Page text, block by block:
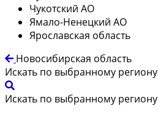
Чукотский АО
Ямало-Ненецкий АО
Ярославская область
Новосибирская область
Искать по выбранному региону
Искать по выбранному региону